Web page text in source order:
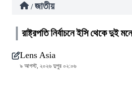
/ জাতীয়
রাষ্ট্রপতি নির্বাচনে ইসি থেকে দুই
Lens Asia
৯ আগস্ট, ২০২৬ দুপুর ০২:০৬